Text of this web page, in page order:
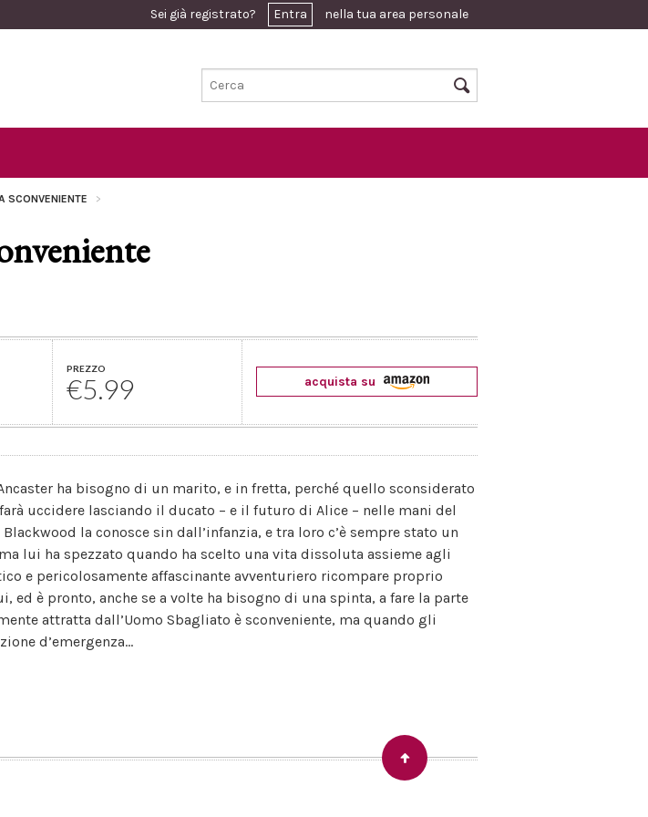
Sei già registrato? Entra nella tua area personale
SCONVENIENTE
PREZZO
€5.99 acquista su
ha bisogno di un marito, e in fretta, perché quello sconsiderato
uccidere lasciando il ducato – e il futuro di Alice – nelle mani del
la conosce sin dall’infanzia, e tra loro c’è sempre stato un
lui ha spezzato quando ha scelto una vita dissoluta assieme agli
e pericolosamente affascinante avventuriero ricompare proprio
ed è pronto, anche se a volte ha bisogno di una spinta, a fare la parte
attratta dall’Uomo Sbagliato è sconveniente, ma quando gli
d’emergenza...